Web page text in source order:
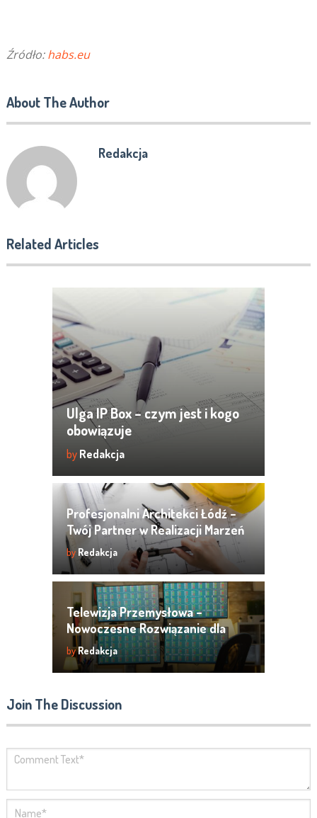
Źródło:habs.eu
About The Author
Redakcja
Related Articles
Ulga IP Box – czym jest i kogo
obowiązuje
by Redakcja
Profesjonalni Architekci Łódź –
Twój Partner w Realizacji Marzeń
o Pięknej Przestrzeni
by Redakcja
Telewizja Przemysłowa –
Nowoczesne Rozwiązanie dla
Firm i Instytucji
byRedakcja
Join The Discussion